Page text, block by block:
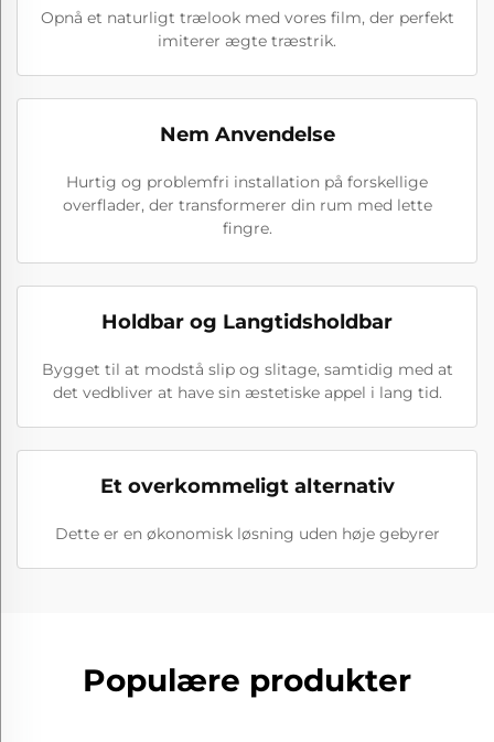
Opnå et naturligt trælook med vores film, der perfekt
imiterer ægte træstrik.
Nem Anvendelse
Hurtig og problemfri installation på forskellige
overflader, der transformerer din rum med lette
fingre.
Holdbar og Langtidsholdbar
Bygget til at modstå slip og slitage, samtidig med at
det vedbliver at have sin æstetiske appel i lang tid.
Et overkommeligt alternativ
Dette er en økonomisk løsning uden høje gebyrer
Populære produkter